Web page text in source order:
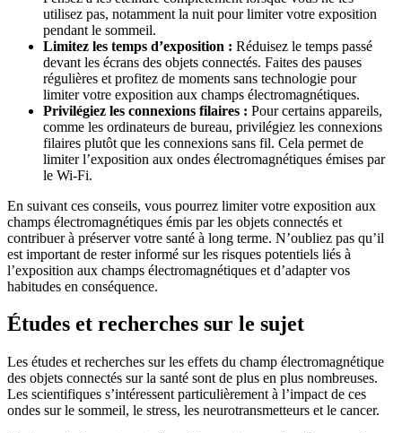
utilisez pas, notamment la nuit pour limiter votre exposition
pendant le sommeil.
Limitez les temps d’exposition : Réduisez le temps passé
devant les écrans des objets connectés. Faites des pauses
régulières et profitez de moments sans technologie pour
limiter votre exposition aux champs électromagnétiques.
Privilégiez les connexions filaires : Pour certains appareils,
comme les ordinateurs de bureau, privilégiez les connexions
filaires plutôt que les connexions sans fil. Cela permet de
limiter l’exposition aux ondes électromagnétiques émises par
le Wi-Fi.
En suivant ces conseils, vous pourrez limiter votre exposition aux
champs électromagnétiques émis par les objets connectés et
contribuer à préserver votre santé à long terme. N’oubliez pas qu’il
est important de rester informé sur les risques potentiels liés à
l’exposition aux champs électromagnétiques et d’adapter vos
habitudes en conséquence.
Études et recherches sur le sujet
Les études et recherches sur les effets du champ électromagnétique
des objets connectés sur la santé sont de plus en plus nombreuses.
Les scientifiques s’intéressent particulièrement à l’impact de ces
ondes sur le sommeil, le stress, les neurotransmetteurs et le cancer.